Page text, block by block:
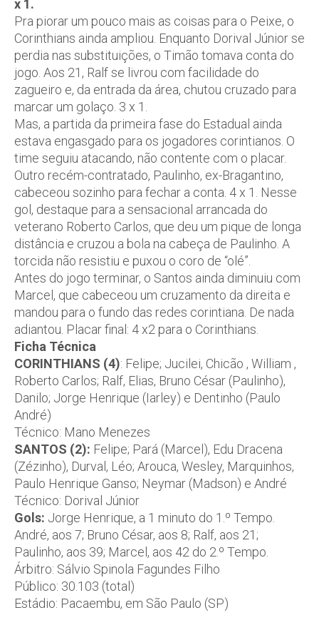
x 1.
Pra piorar um pouco mais as coisas para o Peixe, o
Corinthians ainda ampliou. Enquanto Dorival Júnior se
perdia nas substituições, o Timão tomava conta do
jogo. Aos 21, Ralf se livrou com facilidade do
zagueiro e, da entrada da área, chutou cruzado para
marcar um golaço. 3 x 1.
Mas, a partida da primeira fase do Estadual ainda
estava engasgado para os jogadores corintianos. O
time seguiu atacando, não contente com o placar.
Outro recém-contratado, Paulinho, ex-Bragantino,
cabeceou sozinho para fechar a conta. 4 x 1. Nesse
gol, destaque para a sensacional arrancada do
veterano Roberto Carlos, que deu um pique de longa
distância e cruzou a bola na cabeça de Paulinho. A
torcida não resistiu e puxou o coro de “olé”.
Antes do jogo terminar, o Santos ainda diminuiu com
Marcel, que cabeceou um cruzamento da direita e
mandou para o fundo das redes corintiana. De nada
adiantou. Placar final: 4 x2 para o Corinthians.
Ficha Técnica
CORINTHIANS (4): Felipe; Jucilei, Chicão , William ,
Roberto Carlos; Ralf, Elias, Bruno César (Paulinho),
Danilo; Jorge Henrique (Iarley) e Dentinho (Paulo
André)
Técnico: Mano Menezes
SANTOS (2): Felipe; Pará (Marcel), Edu Dracena
(Zézinho), Durval, Léo; Arouca, Wesley, Marquinhos,
Paulo Henrique Ganso; Neymar (Madson) e André
Técnico: Dorival Júnior
Gols: Jorge Henrique, a 1 minuto do 1.º Tempo.
André, aos 7; Bruno César, aos 8; Ralf, aos 21;
Paulinho, aos 39; Marcel, aos 42 do 2.º Tempo.
Árbitro: Sálvio Spinola Fagundes Filho
Público: 30.103 (total)
Estádio: Pacaembu, em São Paulo (SP)